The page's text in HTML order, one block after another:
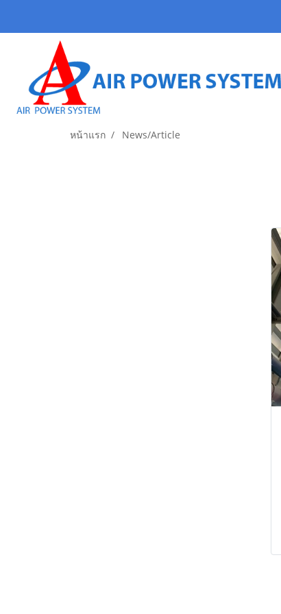
หน้าแรก News/Article